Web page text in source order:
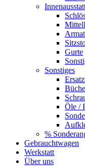
Gurte
Sonstiges
Öle /
%
Gebrauchtwagen
Werkstatt
Über uns